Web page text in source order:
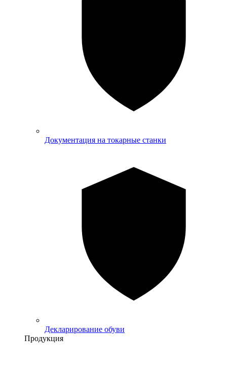
Документация на токарные станки
Декларирование обуви
Продукция